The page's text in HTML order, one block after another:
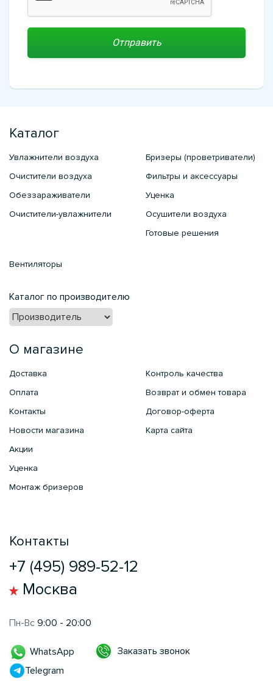
Каталог
Увлажнители воздуха
Очистители воздуха
Обеззараживатели
Очистители-увлажнители
Бризеры (проветриватели)
Фильтры и аксессуары
Уценка
Осушители воздуха
Готовые решения
Вентиляторы
Каталог по производителю
О магазине
Доставка
Оплата
Контакты
Новости магазина
Акции
Уценка
Монтаж бризеров
Контроль качества
Возврат и обмен товара
Договор-оферта
Карта сайта
Контакты
+7 (495) 989-52-12
Москва
Пн-Вс 9:00 - 20:00
WhatsApp
Telegram
Заказать звонок